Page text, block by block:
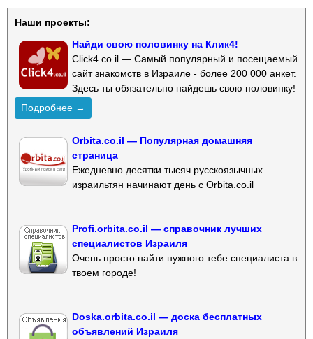
Наши проекты:
Найди свою половинку на Клик4!
Click4.co.il — Самый популярный и посещаемый
сайт знакомств в Израиле - более 200 000 анкет.
Здесь ты обязательно найдешь свою половинку!
Подробнее →
Orbita.co.il — Популярная домашняя
страница
Ежедневно десятки тысяч русскоязычных
израильтян начинают день с Orbita.co.il
Profi.orbita.co.il — справочник лучших
специалистов Израиля
Очень просто найти нужного тебе специалиста в
твоем городе!
Doska.orbita.co.il — доска бесплатных
объявлений Израиля